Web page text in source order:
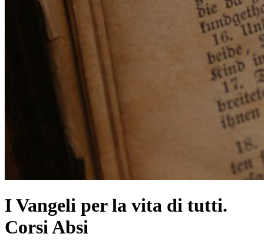
I Vangeli per la vita di tutti.
Corsi Absi